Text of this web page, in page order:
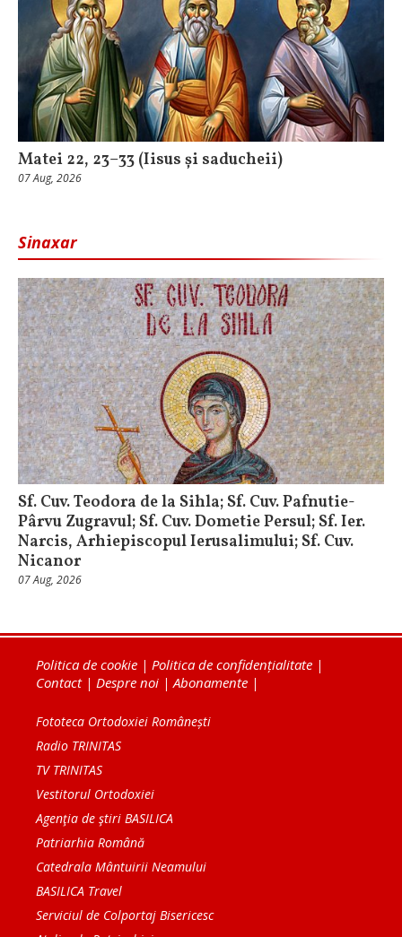
Matei 22, 23–33 (Iisus și saducheii)
07 Aug, 2026
Sinaxar
Sf. Cuv. Teodora de la Sihla; Sf. Cuv. Pafnutie-
Pârvu Zugravul; Sf. Cuv. Dometie Persul; Sf. Ier.
Narcis, Arhiepiscopul Ierusalimului; Sf. Cuv.
Nicanor
07 Aug, 2026
Politica de cookie | Politica de confidențialitate |
Contact| Despre noi | Abonamente |
Fototeca Ortodoxiei Românești
Radio TRINITAS
TV TRINITAS
Vestitorul Ortodoxiei
Agenţia de ştiri BASILICA
Patriarhia Română
Catedrala Mântuirii Neamului
BASILICA Travel
Serviciul de Colportaj Bisericesc